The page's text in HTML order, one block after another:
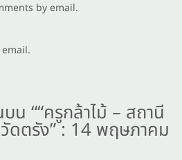
by email.
น ““ครูกล้าไม้ – สถานี
วัดตรัง” : 14 พฤษภาคม